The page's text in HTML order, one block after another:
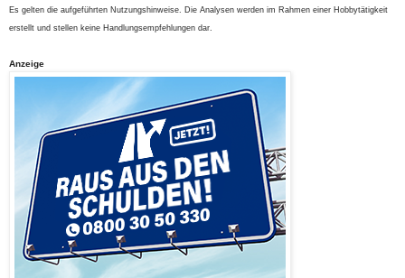
Es gelten die aufgeführten Nutzungshinweise. Die Analysen werden im Rahmen einer Hobbytätigkeit
erstellt und stellen keine Handlungsempfehlungen dar.
Anzeige